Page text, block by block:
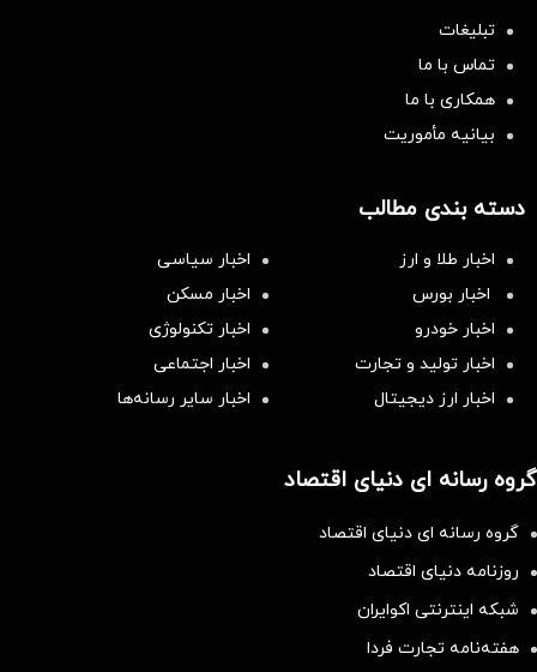
تبلیغات
تماس با ما
همکاری با ما
بیانیه مأموریت
دسته بندی مطالب
اخبار طلا و ارز
اخبار سیاسی
اخبار بورس
اخبار مسکن
اخبار خودرو
اخبار تکنولوژی
اخبار تولید و تجارت
اخبار اجتماعی
اخبار ارز دیجیتال
اخبار سایر رسانه‌‌ها
گروه رسانه ای دنیای اقتصاد
گروه رسانه ای دنیای اقتصاد
روزنامه دنیای اقتصاد
شبکه اینترنتی اکوایران
هفته‌نامه تجارت فردا